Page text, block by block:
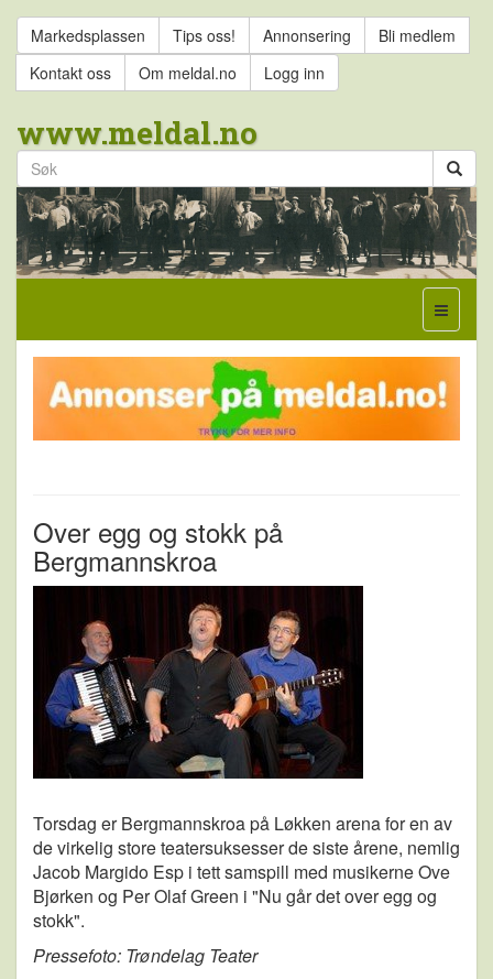
Markedsplassen Tips oss! Annonsering
Bli medlem
Kontakt oss
Om meldal.no Logg inn
www.meldal.no
Over egg og stokk på
Bergmannskroa
Torsdag er Bergmannskroa på Løkken arena for en av
de virkelig store teatersuksesser de siste årene, nemlig
Jacob Margido Esp i tett samspill med musikerne Ove
Bjørken og Per Olaf Green i "Nu går det over egg og
stokk".
Pressefoto: Trøndelag Teater